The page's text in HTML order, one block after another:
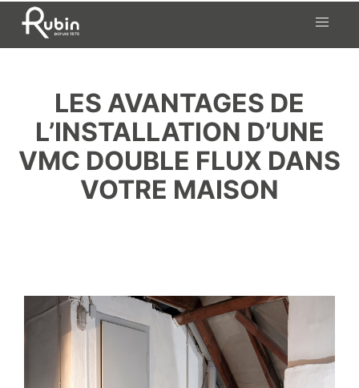
LES AVANTAGES DE
L’INSTALLATION D’UNE
VMC DOUBLE FLUX DANS
VOTRE MAISON